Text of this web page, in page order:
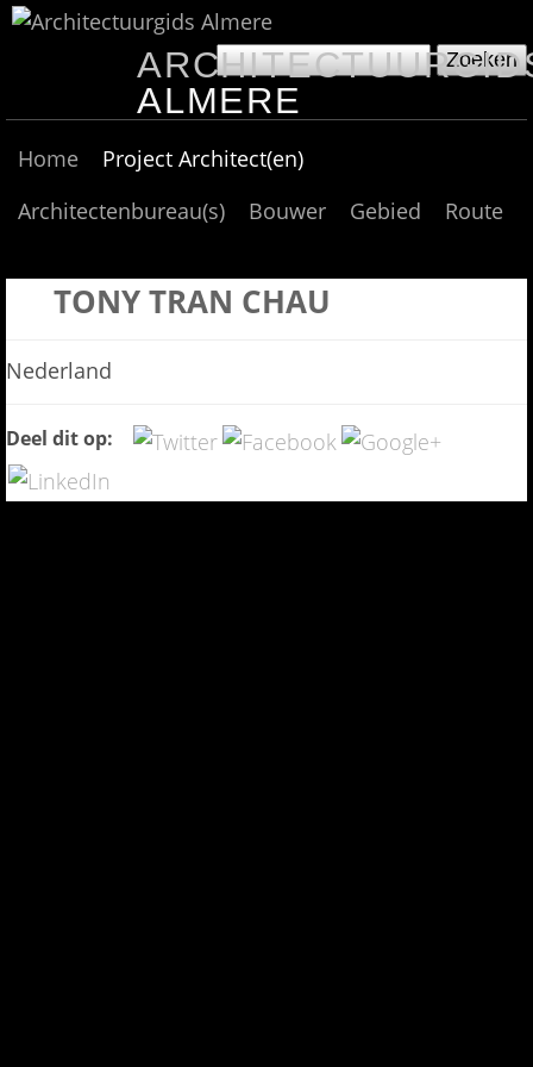
Overslaan
en
naar
inhoud
Z
O
K
V
E
D
Z
o
e
k
n
ALMERE
M
M
U
Home
Project Architect(en)
Architectenbureau(s)
Bouwer Gebied Route
TONY TRAN CHAU
Nederland
Deel dit op: